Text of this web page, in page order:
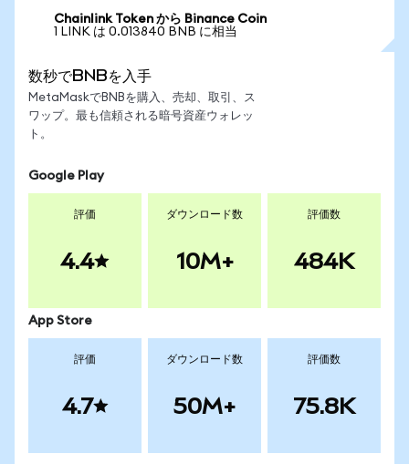
Chainlink Token から Binance Coin
1 LINK は 0.013840 BNB に相当
数秒でBNBを入手
MetaMaskでBNBを購入、売却、取引、ス
ワップ。最も信頼される暗号資産ウォレッ
ト。
Google Play
評価
4.4
ダウンロード数
10M+
評価数
484K
App Store
評価
4.7
ダウンロード数
50M+
評価数
75.8K